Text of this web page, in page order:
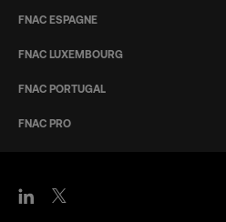
FNAC ESPAGNE
FNAC LUXEMBOURG
FNAC PORTUGAL
FNAC PRO